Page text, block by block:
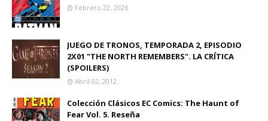
Febrero 22, 2026
JUEGO DE TRONOS, TEMPORADA 2, EPISODIO
2X01 "THE NORTH REMEMBERS". LA CRÍTICA
(SPOILERS)
Abril 02, 2012
Colección Clásicos EC Comics: The Haunt of
Fear Vol. 5. Reseña